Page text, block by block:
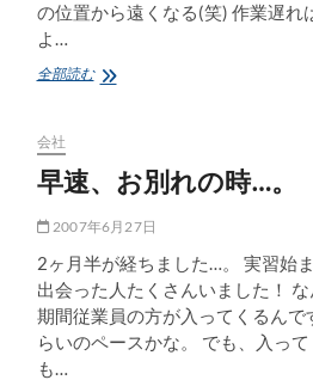
の位置から遠くなる(笑) 作業遅
よ…
全部読む6
す
て
か、
暑
い
ぞ！！！
会社
早速、お別れの時…。
2007年6月27日
2ヶ月半が経ちました…。 実習始
出会った人たくさんいました！
期間従業員の方が入ってくるんで
らいのペースかな。 でも、入っ
も…